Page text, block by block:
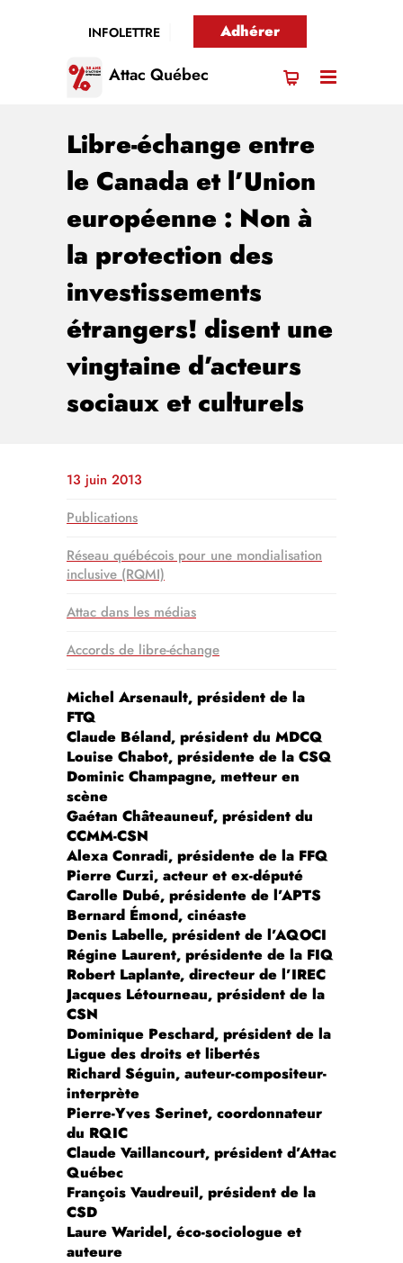
INFOLETTRE Adhérer
Attac Québec
Libre-échange entre
le Canada et l’Union
européenne : Non à
la protection des
investissements
étrangers! disent une
vingtaine d’acteurs
sociaux et culturels
13 juin 2013
Publications
Réseau québécois pour une mondialisation
inclusive (RQMI)
Attac dans les médias
Accords de libre-échange
Michel Arsenault, président de la
FTQ
Claude Béland, président du MDCQ
Louise Chabot, présidente de la CSQ
Dominic Champagne, metteur en
scène
Gaétan Châteauneuf, président du
CCMM-CSN
Alexa Conradi, présidente de la FFQ
Pierre Curzi, acteur et ex-député
Carolle Dubé, présidente de l’APTS
Bernard Émond, cinéaste
Denis Labelle, président de l’AQOCI
Régine Laurent, présidente de la FIQ
Robert Laplante, directeur de l’IREC
Jacques Létourneau, président de la
CSN
Dominique Peschard, président de la
Ligue des droits et libertés
Richard Séguin, auteur-compositeur-
interprète
Pierre-Yves Serinet, coordonnateur
du RQIC
Claude Vaillancourt, président d’Attac
Québec
François Vaudreuil, président de la
CSD
Laure Waridel, éco-sociologue et
auteure